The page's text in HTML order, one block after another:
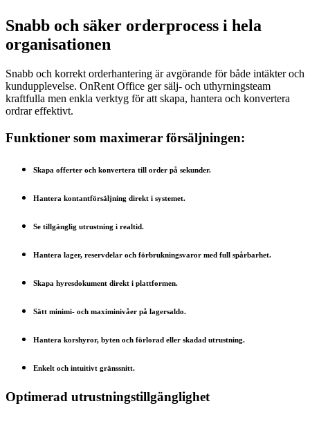
Snabb och säker orderprocess i hela
organisationen
Snabb och korrekt orderhantering är avgörande för både intäkter och
kundupplevelse. OnRent Office ger sälj- och uthyrningsteam
kraftfulla men enkla verktyg för att skapa, hantera och konvertera
ordrar effektivt.
Funktioner som maximerar försäljningen:
Skapa offerter och konvertera till order på sekunder.
Hantera kontantförsäljning direkt i systemet.
Se tillgänglig utrustning i realtid.
Hantera lager, reservdelar och förbrukningsvaror med full spårbarhet.
Skapa hyresdokument direkt i plattformen.
Sätt minimi- och maximinivåer på lagersaldo.
Hantera korshyror, byten och förlorad eller skadad utrustning.
Enkelt och intuitivt gränssnitt.
Optimerad utrustningstillgänglighet